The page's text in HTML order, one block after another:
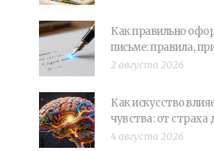
Как правильно
письме: правила,
2 августа 2026
Как искусство
чувства: от страха
4 августа 2026